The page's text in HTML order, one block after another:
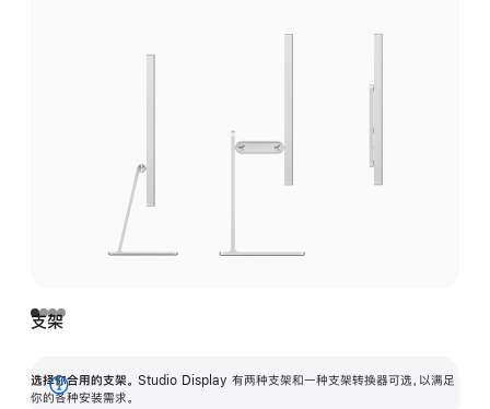
支架
选择你合用的支架。 Studio Display 有两种支架和一种支架转换器可选，以满足
你的各种安装需求。
展